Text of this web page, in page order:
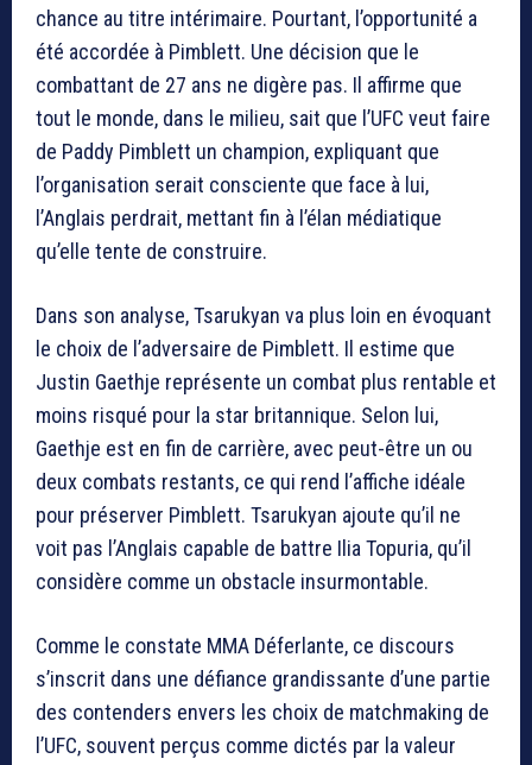
chance au titre intérimaire. Pourtant, l’opportunité a
été accordée à Pimblett. Une décision que le
combattant de 27 ans ne digère pas. Il affirme que
tout le monde, dans le milieu, sait que l’UFC veut faire
de Paddy Pimblett un champion, expliquant que
l’organisation serait consciente que face à lui,
l’Anglais perdrait, mettant fin à l’élan médiatique
qu’elle tente de construire.
Dans son analyse, Tsarukyan va plus loin en évoquant
le choix de l’adversaire de Pimblett. Il estime que
Justin Gaethje représente un combat plus rentable et
moins risqué pour la star britannique. Selon lui,
Gaethje est en fin de carrière, avec peut-être un ou
deux combats restants, ce qui rend l’affiche idéale
pour préserver Pimblett. Tsarukyan ajoute qu’il ne
voit pas l’Anglais capable de battre Ilia Topuria, qu’il
considère comme un obstacle insurmontable.
Comme le constate MMA Déferlante, ce discours
s’inscrit dans une défiance grandissante d’une partie
des contenders envers les choix de matchmaking de
l’UFC, souvent perçus comme dictés par la valeur